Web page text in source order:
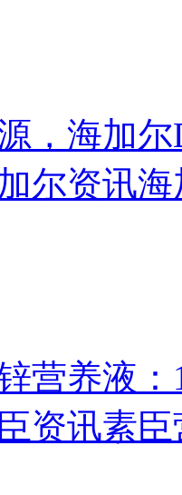
，海加
尔资讯海
营养液
资讯素臣